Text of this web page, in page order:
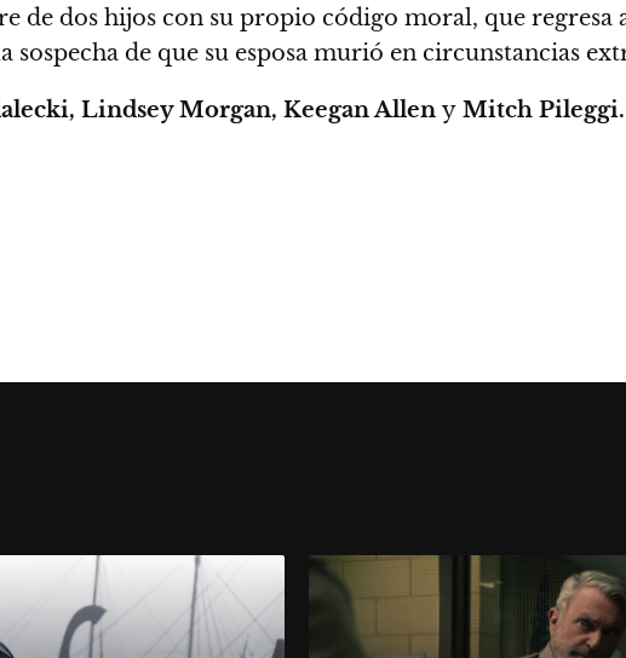
de dos hijos con su propio código moral, que regresa
de que su esposa murió en circunstancias
Lindsey Morgan, Keegan Allen y Mitch Pileggi.